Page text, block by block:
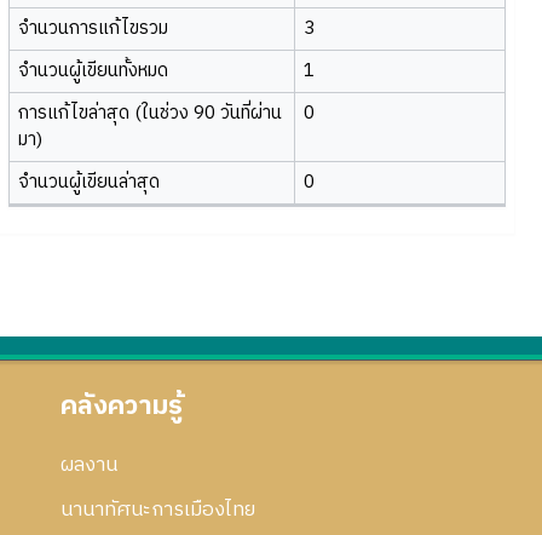
จำนวนการแก้ไขรวม
3
จำนวนผู้เขียนทั้งหมด
1
การแก้ไขล่าสุด (ในช่วง 90 วันที่ผ่าน
มา)
0
จำนวนผู้เขียนล่าสุด 0
คลังความรู้
ผลงาน
นานาทัศนะการเมืองไทย